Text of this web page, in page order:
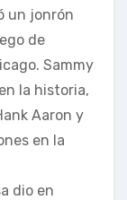
un jonrón
de
Sammy
la historia,
Aaron y
en la
dio en